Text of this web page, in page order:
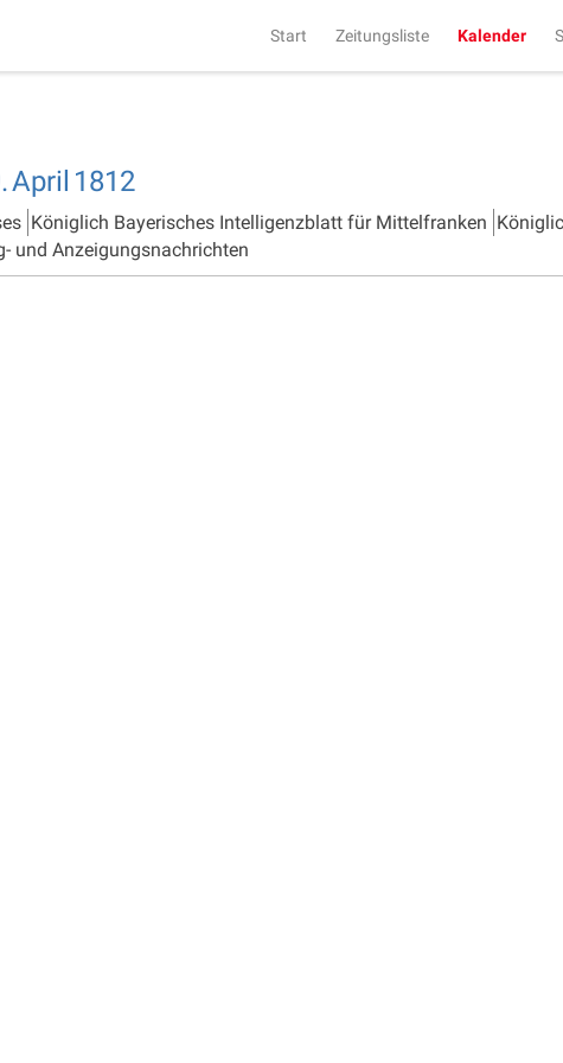
Start Zeitungsliste Kalender
April 1812
Königlich Bayerisches Intelligenzblatt für Mittelfranken
und Anzeigungsnachrichten